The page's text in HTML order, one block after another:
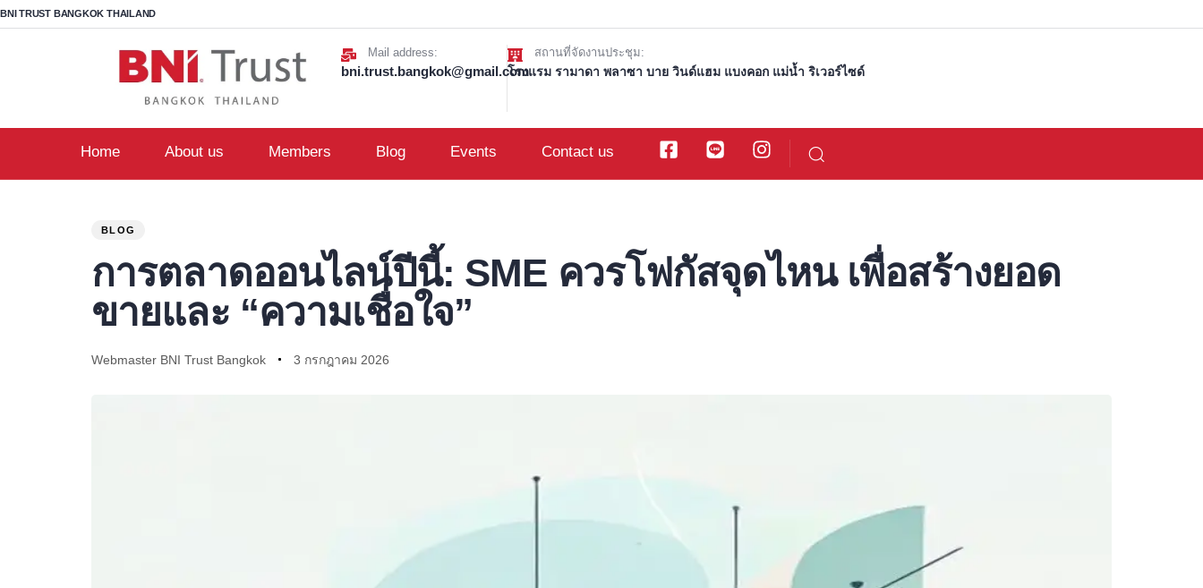
BNI TRUST BANGKOK THAILAND
Mail address:
bni.trust.bangkok@gmail.com
สถานที่จัดงานประชุม:
โรงแรม รามาดา พลาซา บาย วินด์แฮม แบงคอก แม่น้ำ ริเวอร์ไซด์
Home About us Members Blog Events Contact us
BLOG
การตลาดออนไลน์ปีนี้: SME ควรโฟกัสจุดไหน เพื่อสร้างยอด
ขายและ “ความเชื่อใจ”
Webmaster BNI Trust Bangkok 3 กรกฎาคม 2026